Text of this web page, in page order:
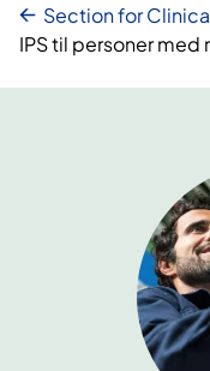
Section for
IPS til personer med